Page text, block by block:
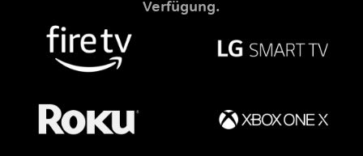
Verfügung.